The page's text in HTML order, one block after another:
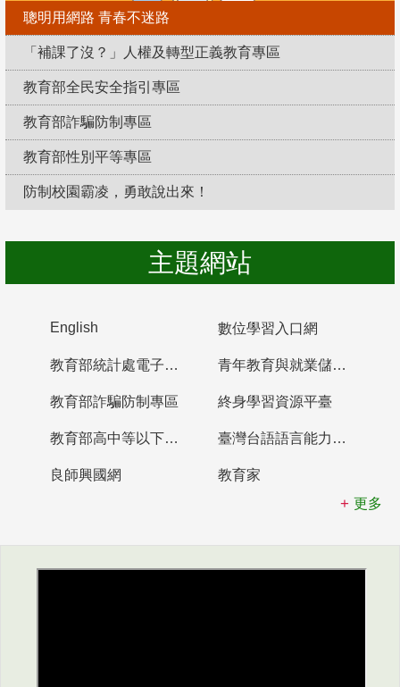
聰明用網路 青春不迷路
「補課了沒？」人權及轉型正義教育專區
教育部全民安全指引專區
教育部詐騙防制專區
教育部性別平等專區
防制校園霸凌，勇敢說出來！
主題網站
English 數位學習入口網
教育部統計處電子書櫃 青年教育與就業儲蓄帳戶
教育部詐騙防制專區 終身學習資源平臺
教育部高中等以下學校及幼兒園教師資格檢定考試 臺灣台語語言能力認證網站
良師興國網
教育家
更多